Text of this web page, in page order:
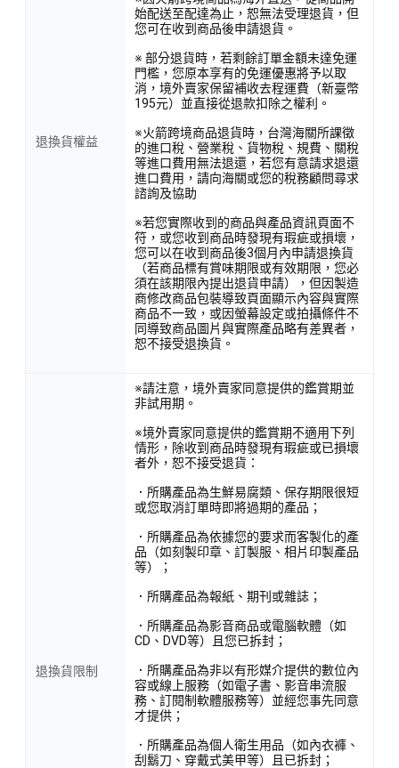
退換貨權益
始配送至配達為止，恕無法受理退貨，但
您可在收到商品後申請退貨。
※ 部分退貨時，若剩餘訂單金額未達免運
門檻，您原本享有的免運優惠將予以取
消，境外賣家保留補收去程運費（新臺幣
195元）並直接從退款扣除之權利。
※火箭跨境商品退貨時，台灣海關所課徵
的進口稅、營業稅、貨物稅、規費、關稅
等進口費用無法退還，若您有意請求退還
進口費用，請向海關或您的稅務顧問尋求
諮詢及協助
※若您實際收到的商品與產品資訊頁面不
符，或您收到商品時發現有瑕疵或損壞，
您可以在收到商品後3個月內申請退換貨
（若商品標有賞味期限或有效期限，您必
須在該期限內提出退貨申請），但因製造
商修改商品包裝導致頁面顯示內容與實際
商品不一致，或因螢幕設定或拍攝條件不
同導致商品圖片與實際產品略有差異者，
恕不接受退換貨。
退換貨限制
※請注意，境外賣家同意提供的鑑賞期並
非試用期。
※境外賣家同意提供的鑑賞期不適用下列
情形，除收到商品時發現有瑕疵或已損壞
者外，恕不接受退貨：
．所購產品為生鮮易腐類、保存期限很短
或您取消訂單時即將過期的產品；
．所購產品為依據您的要求而客製化的產
品（如刻製印章、訂製服、相片印製產品
等）；
．所購產品為報紙、期刊或雜誌；
．所購產品為影音商品或電腦軟體（如
CD、DVD等）且您已拆封；
．所購產品為非以有形媒介提供的數位內
容或線上服務（如電子書、影音串流服
務、訂閱制軟體服務等）並經您事先同意
才提供；
．所購產品為個人衛生用品（如內衣褲、
刮鬍刀、穿戴式美甲等）且已拆封；